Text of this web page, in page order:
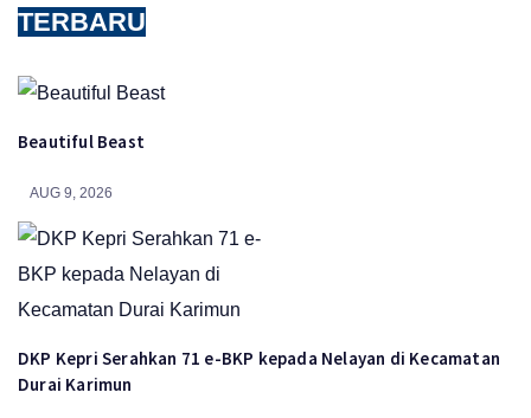
TERBARU
Beautiful Beast
AUG 9, 2026
DKP Kepri Serahkan 71 e-BKP kepada Nelayan di Kecamatan
Durai Karimun